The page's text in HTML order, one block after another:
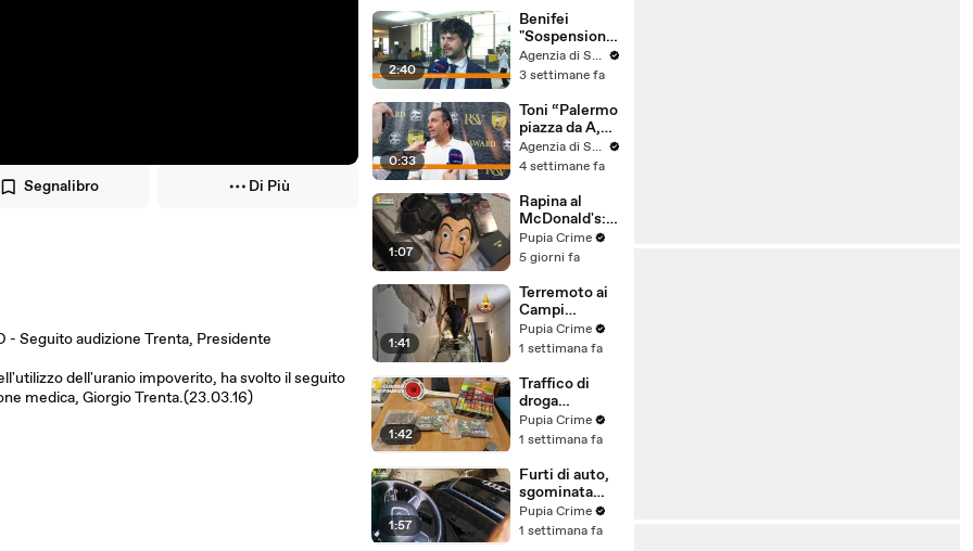
Segnalibro Di Più
Seguito audizione Trenta, Presidente
dell'uranio impoverito, ha svolto il seguito
medica, Giorgio Trenta.(23.03.16)
2:40
Benifei
"Sospensione
accordo Ue-
Israele
commerciale,
voto a
maggioranza"
Agenzia di Stampa ITALPRESS
3 settimane fa
0:33
Toni “Palermo
piazza da A,
può essere
l'anno buono”
Agenzia di Stampa ITALPRESS
4 settimane fa
1:07
Rapina al
McDonald's:
cinque arresti,
due indagati
spaccio di
droga
(03.08.26)
Pupia Crime
5 giorni fa
1:41
Terremoto ai
Campi
Flegrei: 250
sfollati e 21
residenti
chiedono
certezze sul
futuro
(01.08.26)
Pupia Crime
1 settimana fa
1:42
Traffico di
droga
"ispirato" da
serie tv e trap:
(31.07.26)
Pupia Crime
1 settimana fa
1:57
Furti di auto,
sgominata
banda
specializzata:
Pupia Crime
1 settimana fa